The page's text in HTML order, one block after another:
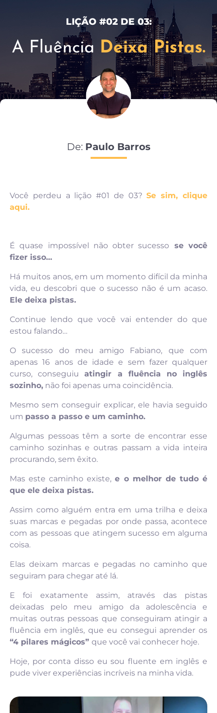
LIÇÃO #02 DE 03:
A Fluência Deixa Pistas.
De: Paulo Barros
Você perdeu a lição #01 de 03?Se sim, clique
aqui.
É quase impossível não obter sucesso se você
fizer isso…
Há muitos anos, em um momento difícil da minha
vida, eu descobri que o sucesso não é um acaso.
Ele deixa pistas.
Continue lendo que você vai entender do que
estou falando…
O sucesso do meu amigo Fabiano, que com
apenas 16 anos de idade e sem fazer qualquer
curso, conseguiuatingir a fluência no inglês
sozinho, não foi apenas uma coincidência.
Mesmo sem conseguir explicar, ele havia seguido
um passo a passo e um caminho.
Algumas pessoas têm a sorte de encontrar esse
caminho sozinhas e outras passam a vida inteira
procurando, sem êxito.
Mas este caminho existe,e o melhor de tudo é
que ele deixa pistas.
Assim como alguém entra em uma trilha e deixa
suas marcas e pegadas por onde passa, acontece
com as pessoas que atingem sucesso em alguma
coisa.
Elas deixam marcas e pegadas no caminho que
seguiram para chegar até lá.
E foi exatamente assim, através das pistas
deixadas pelo meu amigo da adolescência e
muitas outras pessoas que conseguiram atingir a
fluência em inglês, que eu consegui aprender os
“4 pilares mágicos” que você vai conhecer hoje.
Hoje, por conta disso eu sou fluente em inglês e
pude viver experiências incríveis na minha vida.